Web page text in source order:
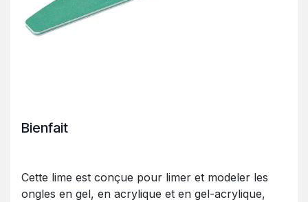
Bienfait
Cette lime est conçue pour limer et modeler les
ongles en gel, en acrylique et en gel-acrylique,